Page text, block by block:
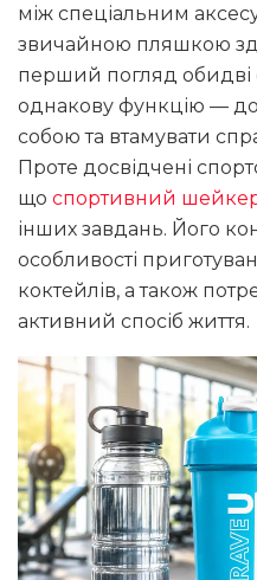
між спеціальним
звичайною пляшкою
перший погляд обидві
однакову функцію —
собою та втамувати
Проте досвідчені
що спортивний
інших завдань. Його
особливості
коктейлів, а також
активний спосіб життя.